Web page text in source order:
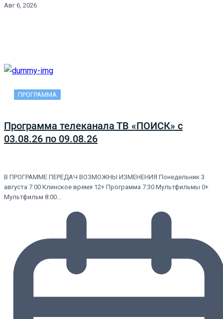
Авг 6, 2026
ПРОГРАММА
Программа телеканала ТВ «ПОИСК» с
03.08.26 по 09.08.26
В ПРОГРАММЕ ПЕРЕДАЧ ВОЗМОЖНЫ ИЗМЕНЕНИЯ Понедельник 3
августа 7:00 Клинское время 12+ Программа 7:30 Мультфильмы 0+
Мультфильм 8:00…